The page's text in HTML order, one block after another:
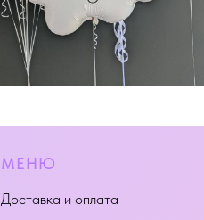
МЕНЮ
Доставка и оплата